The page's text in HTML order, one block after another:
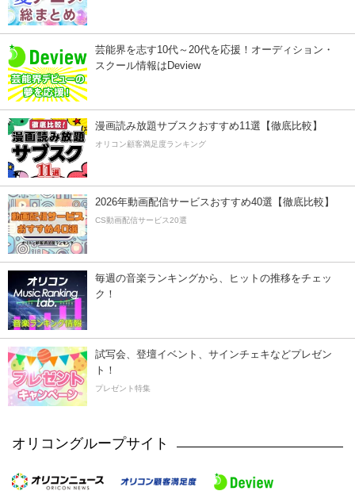
芸能界を志す10代～20代を応援！オーディション・
スクール情報はDeview
漫画読み放題サブスクおすすめ11選【徹底比較】
オリコン顧客満足度ランキング
2026年動画配信サービスおすすめ40選【徹底比較】
CS動画配信サービス20選
毎週の音楽ランキングから、ヒットの推移をチェッ
ク！
試写会、登壇イベント、サインチェキなどプレゼン
ト！
プレゼント特集
オリコングループサイト